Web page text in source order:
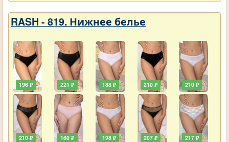
RASH - 819. Нижнее белье
196 ₽
210 ₽
221 ₽
160 ₽
188 ₽
198 ₽
210 ₽
207 ₽
210 ₽
217 ₽